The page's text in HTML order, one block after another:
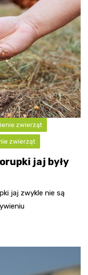
zwierząt
zwierząt
jaj były
jaj zwykle nie są